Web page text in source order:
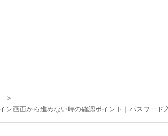
ン画面から進めない時の確認ポイント｜パスワード